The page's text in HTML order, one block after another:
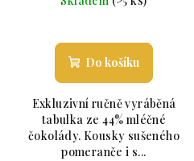
Do košíku
Exkluzivní ručně vyráběná
tabulka ze 44% mléčné
čokolády. Kousky sušeného
pomeranče i s...